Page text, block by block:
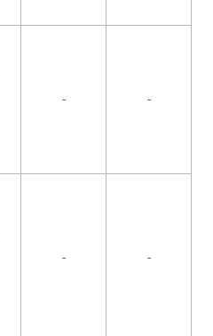
- -
- -